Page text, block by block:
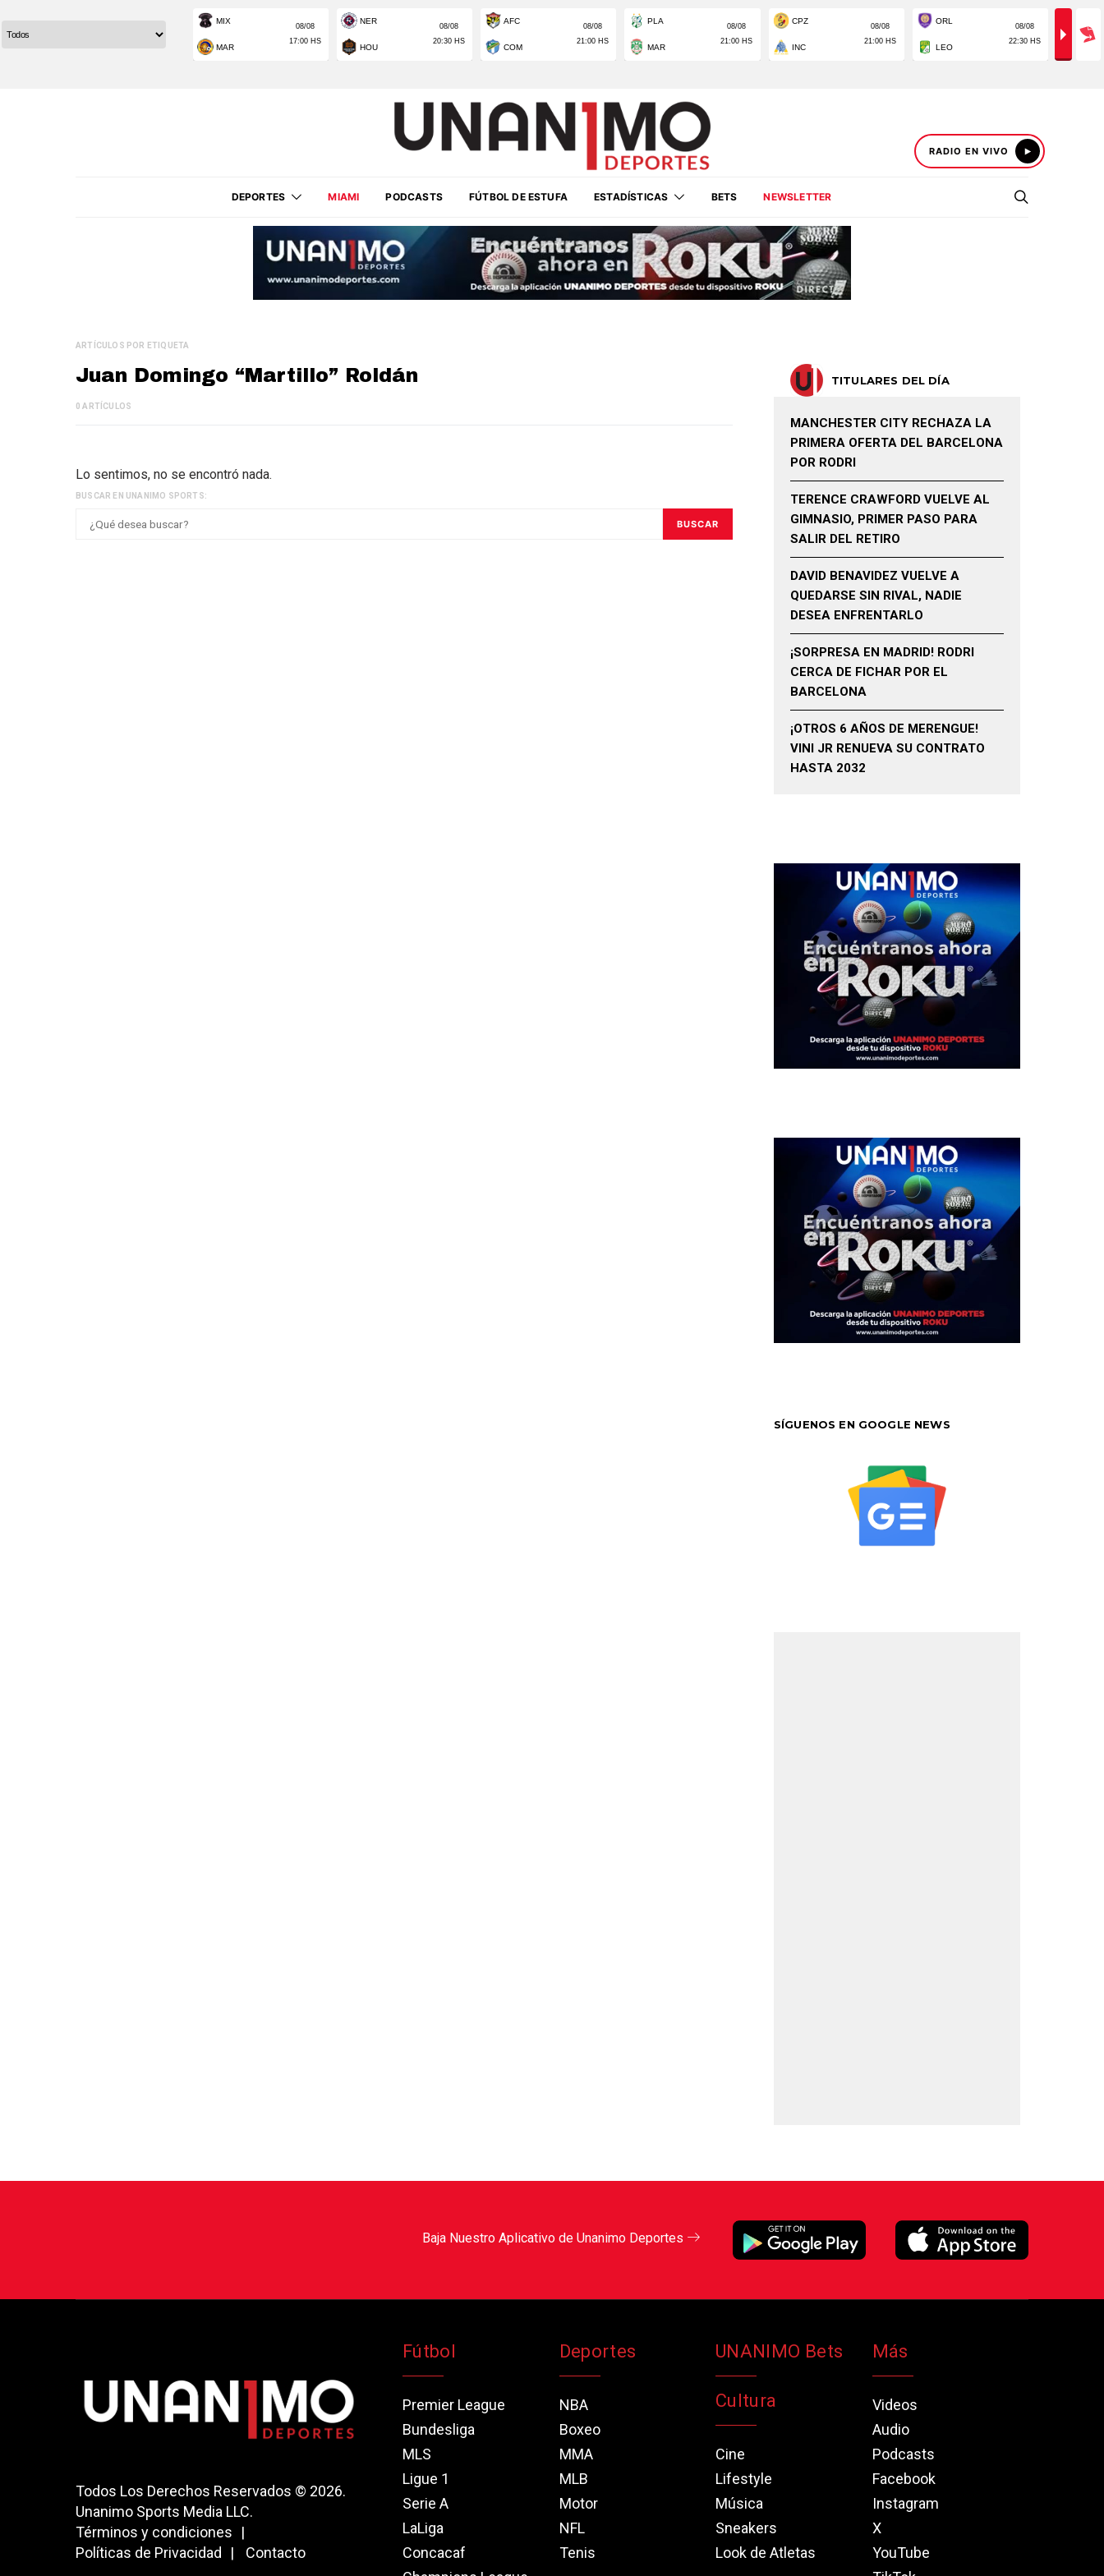
RADIO EN VIVO
DEPORTES MIAMI PODCASTS FÚTBOL DE ESTUFA ESTADÍSTICAS BETS NEWSLETTER
ARTÍCULOS POR ETIQUETA
Juan Domingo “Martillo” Roldán
0 ARTÍCULOS
Lo sentimos, no se encontró nada.
BUSCAR EN UNANIMO SPORTS:
BUSCAR
TITULARES DEL DÍA
MANCHESTER CITY RECHAZA LA
PRIMERA OFERTA DEL BARCELONA
POR RODRI
TERENCE CRAWFORD VUELVE AL
GIMNASIO, PRIMER PASO PARA
SALIR DEL RETIRO
DAVID BENAVIDEZ VUELVE A
QUEDARSE SIN RIVAL, NADIE
DESEA ENFRENTARLO
¡SORPRESA EN MADRID! RODRI
CERCA DE FICHAR POR EL
BARCELONA
¡OTROS 6 AÑOS DE MERENGUE!
VINI JR RENUEVA SU CONTRATO
HASTA 2032
SÍGUENOS EN GOOGLE NEWS
Baja Nuestro Aplicativo de Unanimo Deportes
Todos Los Derechos Reservados © 2026.
Unanimo Sports Media LLC.
Términos y condiciones
Políticas de Privacidad
Contacto
Fútbol
Premier League
Bundesliga
MLS
Ligue 1
Serie A
LaLiga
Concacaf
Deportes
NBA
Boxeo
MMA
MLB
Motor
NFL
Tenis
UNANIMO Bets
Cultura
Cine
Lifestyle
Música
Sneakers
Look de Atletas
Más
Videos
Audio
Podcasts
Facebook
Instagram
X
YouTube